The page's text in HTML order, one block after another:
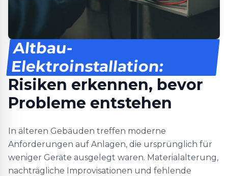
Altbau-
Elektroinstallation:
Risiken erkennen, bevor
Probleme entstehen
In älteren Gebäuden treffen moderne
Anforderungen auf Anlagen, die ursprünglich für
weniger Geräte ausgelegt waren. Materialalterung,
nachträgliche Improvisationen und fehlende